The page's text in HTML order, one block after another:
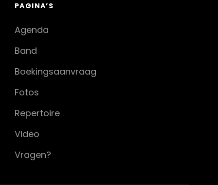
PAGINA’S
Agenda
Band
Boekingsaanvraag
Fotos
Repertoire
Video
Vragen?